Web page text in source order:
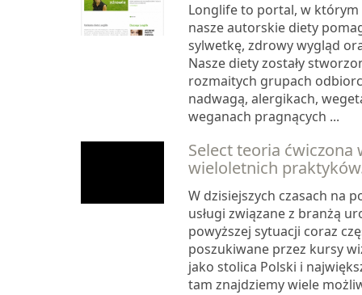
Longlife to portal, w
nasze autorskie diety
sylwetkę, zdrowy wygląd
Nasze diety zostały
rozmaitych grupach
nadwagą, alergikach,
weganach pragnących ...
Select teoria ćwiczona
wieloletnich
W dzisiejszych czasach na
usługi związane z branżą
powyższej sytuacji coraz
poszukiwane przez kursy
jako stolica Polski i
tam znajdziemy wiele